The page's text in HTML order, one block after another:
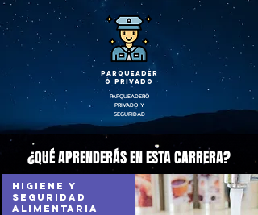
PARQUEADER
O PRIVADO
PARQUEADERO
PRIVADO Y
SEGURIDAD
¿QUÉ APRENDERÁS EN ESTA CARRERA?
HIGIENE Y
SEGURIDAD
ALIMENTARIA